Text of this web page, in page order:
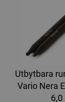
Utbytbara
Vario Nera
6,0